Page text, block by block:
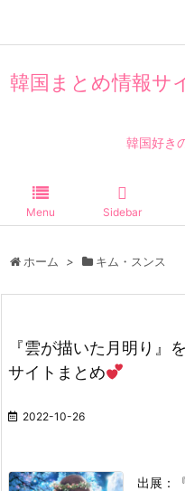
韓国まとめ情報サ
韓国好き
Menu Sidebar
ホーム > キム・スンス
『雲が描いた月明り』
サイトまとめ
2022-10-26
出展：